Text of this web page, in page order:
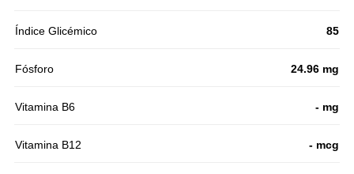
Índice Glicémico 85
Fósforo 24.96 mg
Vitamina B6 - mg
Vitamina B12 - mcg